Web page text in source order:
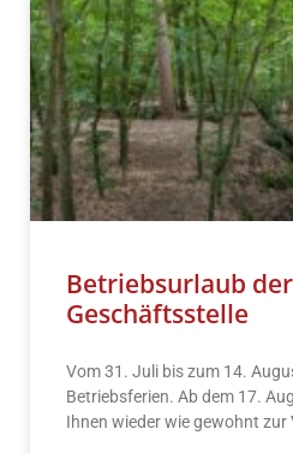
Betriebsurlaub
Geschäftsstelle
Vom 31. Juli bis zum 14.
Betriebsferien. Ab dem 17.
Ihnen wieder wie gewohnt zur